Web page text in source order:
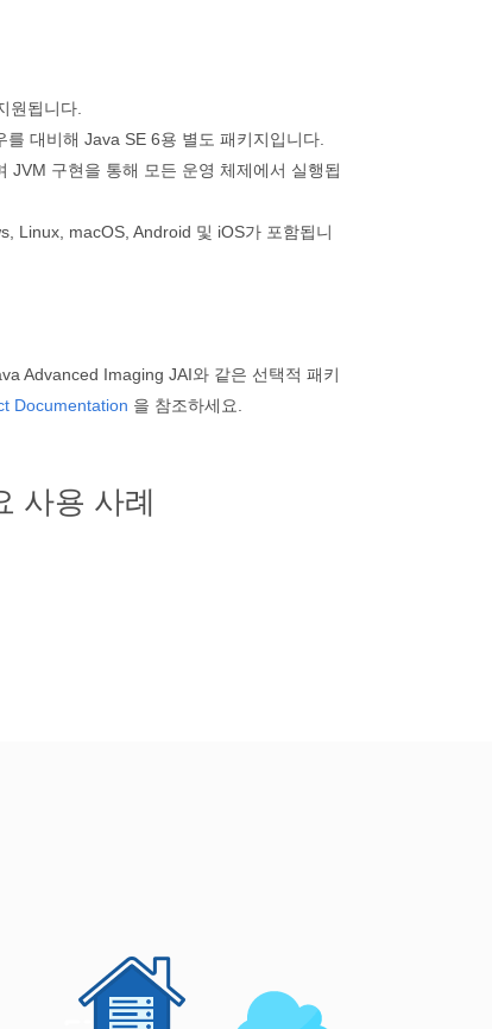
원됩니다.
대비해 Java SE 6용 별도 패키지입니다.
JVM 구현을 통해 모든 운영 체제에서 실행됩
Linux, macOS, Android 및 iOS가 포함됩니
Advanced Imaging JAI와 같은 선택적 패키
Documentation 을 참조하세요.
사용 사례